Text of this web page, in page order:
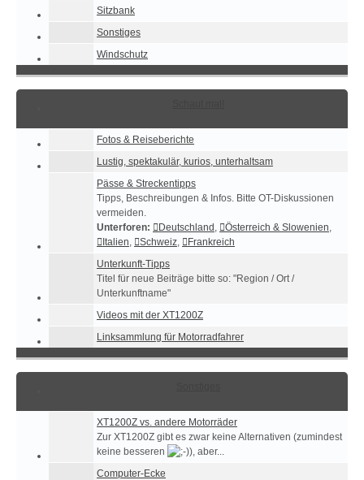
Sitzbank
Sonstiges
Windschutz
Fotos & Reiseberichte
Lustig, spektakulär, kurios, unterhaltsam
Pässe & Streckentipps
Tipps, Beschreibungen & Infos. Bitte OT-Diskussionen
vermeiden.
Unterforen:
Deutschland , Österreich & Slowenien,
Italien, Schweiz,
Frankreich
Unterkunft-Tipps
Titel für neue Beiträge bitte so: "Region / Ort /
Unterkunftname"
Videos mit der XT1200Z
Linksammlung für Motorradfahrer
XT1200Z vs. andere Motorräder
Zur XT1200Z gibt es zwar keine Alternativen (zumindest
keine besseren
), aber...
Computer-Ecke